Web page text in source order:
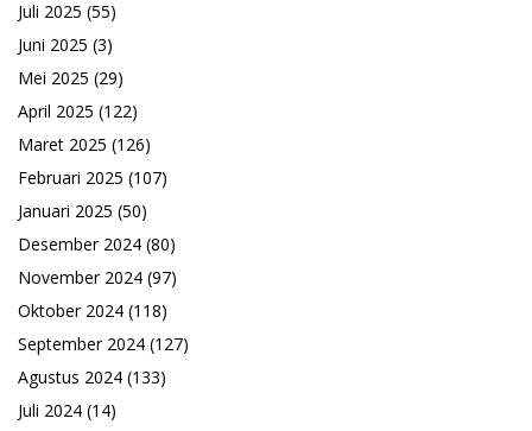
Juli 2025 (55)
Juni 2025 (3)
Mei 2025 (29)
April 2025 (122)
Maret 2025 (126)
Februari 2025 (107)
Januari 2025 (50)
Desember 2024 (80)
November 2024 (97)
Oktober 2024 (118)
September 2024 (127)
Agustus 2024 (133)
Juli 2024 (14)